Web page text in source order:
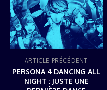
ARTICLE PRÉCÉDENT
PERSONA 4 DANCING ALL
NIGHT : JUSTE UNE